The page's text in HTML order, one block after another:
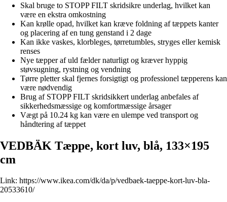
Skal bruge to STOPP FILT skridsikre underlag, hvilket kan
være en ekstra omkostning
Kan krølle opad, hvilket kan kræve foldning af tæppets kanter
og placering af en tung genstand i 2 dage
Kan ikke vaskes, klorbleges, tørretumbles, stryges eller kemisk
renses
Nye tæpper af uld fælder naturligt og kræver hyppig
støvsugning, rystning og vendning
Tørre pletter skal fjernes forsigtigt og professionel tæpperens kan
være nødvendig
Brug af STOPP FILT skridsikkert underlag anbefales af
sikkerhedsmæssige og komfortmæssige årsager
Vægt på 10.24 kg kan være en ulempe ved transport og
håndtering af tæppet
VEDBÄK Tæppe, kort luv, blå, 133×195
cm
Link: https://www.ikea.com/dk/da/p/vedbaek-taeppe-kort-luv-bla-
20533610/